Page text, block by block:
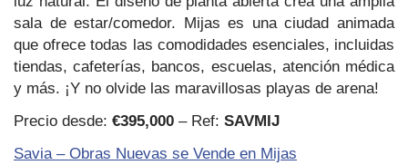
sala de estar/comedor. Mijas es una ciudad animada
que ofrece todas las comodidades esenciales, incluidas
tiendas, cafeterías, bancos, escuelas, atención médica
y más. ¡Y no olvide las maravillosas playas de arena!
Precio desde: €395,000 – Ref: SAVMIJ
Savia – Obras Nuevas se Vende en Mijas